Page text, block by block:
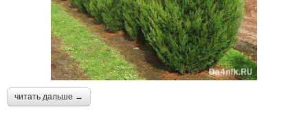
читать дальше →